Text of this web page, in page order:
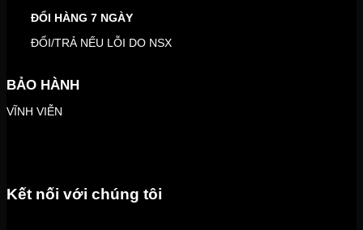
ĐỔI HÀNG 7 NGÀY
ĐỔI/TRẢ NẾU LỖI DO NSX
BẢO HÀNH
VĨNH VIỄN
Kết nối với chúng tôi